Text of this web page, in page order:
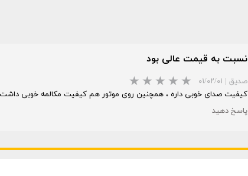
نسبت به قیمت عالی بود
صدیق | ۰۱/۰۲/۰۱
کیفیت صدای خوبی داره ، همچنین روی موتور هم کیفیت مکالمه خوبی داشت
پاسخ دهید